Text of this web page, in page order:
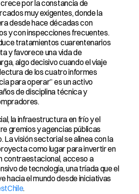
por la constancia de
muy exigentes, donde la
desde hace décadas con
y con inspecciones frecuentes.
tratamientos cuarentenarios
y favorece una vida de
algo decisivo cuando el viaje
de los cuatro informes
para operar” es un activo
de disciplina técnica y
la infraestructura en frío y el
gremios y agencias públicas
La visión sectorial se alinea con la
como lugar para invertir en
contraestacional, acceso a
de tecnología, una tríada que el
hacia el mundo desde iniciativas
.